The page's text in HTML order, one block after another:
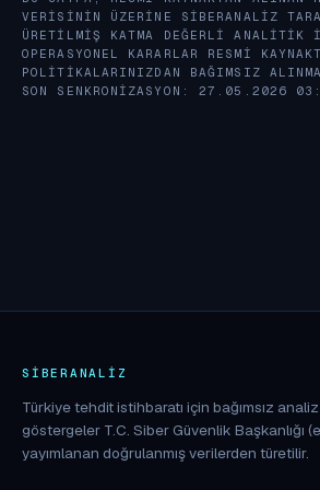
VERISININ ÜZERINE SIBERANALIZ
ÜRETILMIŞ KATMA DEĞERLI ANALITIK
OPERASYONEL KARARLAR RESMI
POLITIKALARINIZDAN BAĞIMSIZ
SON SENKRONIZASYON: 27.05.2026
SIBERANALIZ
Türkiye tehdit istihbaratı için bağımsız
göstergeler T.C. Siber Güvenlik Başkanlığı
yayımlanan doğrulanmış verilerden türetilir.